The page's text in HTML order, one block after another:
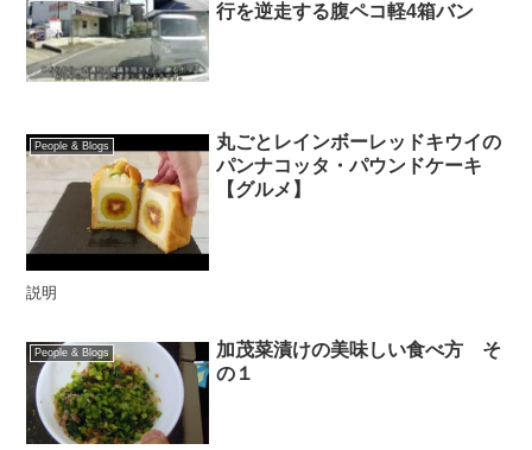
行を逆走する腹ペコ軽4箱バン
People & Blogs
丸ごとレインボーレッドキウイの
パンナコッタ・パウンドケーキ
【グルメ】
説明
People & Blogs
加茂菜漬けの美味しい食べ方 そ
の１